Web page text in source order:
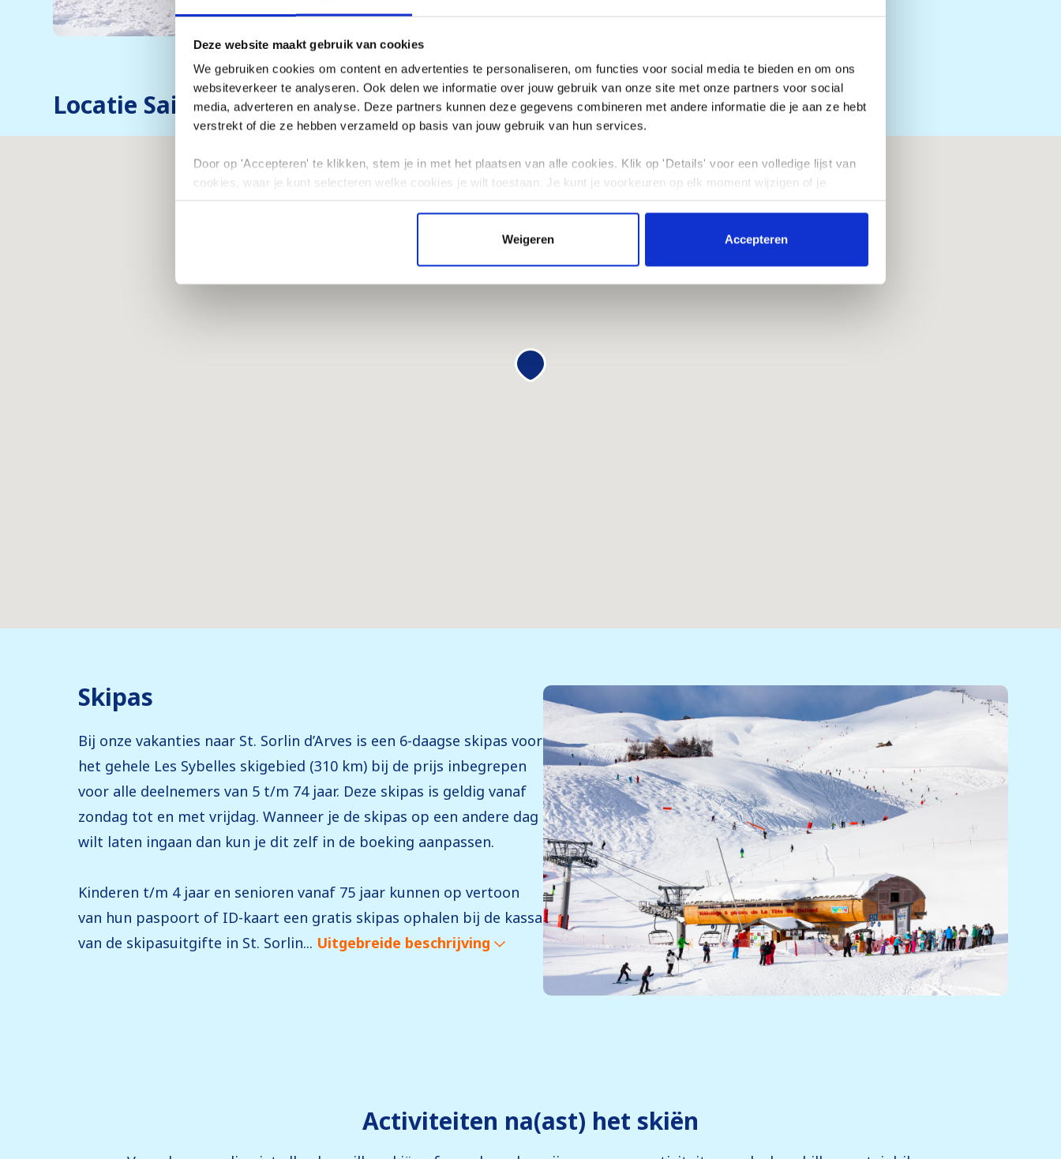
Deze website maakt gebruik van cookies
We gebruiken cookies om content en advertenties te personaliseren, om functies voor social media te bieden en om ons
websiteverkeer te analyseren. Ook delen we informatie over jouw gebruik van onze site met onze partners voor social
media, adverteren en analyse. Deze partners kunnen deze gegevens combineren met andere informatie die je aan ze hebt
verstrekt of die ze hebben verzameld op basis van jouw gebruik van hun services.
Door op 'Accepteren' te klikken, stem je in met het plaatsen van alle cookies. Klik op 'Details' voor een volledige lijst van
cookies, waar je kunt selecteren welke cookies je wilt toestaan. Je kunt je voorkeuren op elk moment wijzigen of je
Weigeren Accepteren
Locatie Saint Sorlin d'Arves
Skipas
Bij onze vakanties naar St. Sorlin d’Arves is een 6-daagse skipas voor
het gehele Les Sybelles skigebied (310 km) bij de prijs inbegrepen
voor alle deelnemers van 5 t/m 74 jaar. Deze skipas is geldig vanaf
zondag tot en met vrijdag. Wanneer je de skipas op een andere dag
wilt laten ingaan dan kun je dit zelf in de boeking aanpassen.
Kinderen t/m 4 jaar en senioren vanaf 75 jaar kunnen op vertoon
van hun paspoort of ID-kaart een gratis skipas ophalen bij de kassa
van de skipasuitgifte in St. Sorlin... Uitgebreide beschrijving
Activiteiten na(ast) het skiën